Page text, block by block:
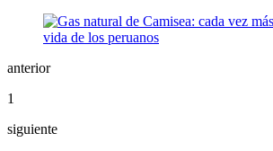
anterior
1
siguiente